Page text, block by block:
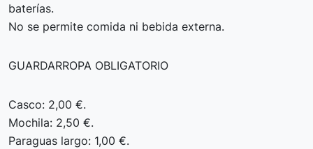
baterías.
No se permite comida ni bebida externa.
GUARDARROPA OBLIGATORIO
Casco: 2,00 €.
Mochila: 2,50 €.
Paraguas largo: 1,00 €.